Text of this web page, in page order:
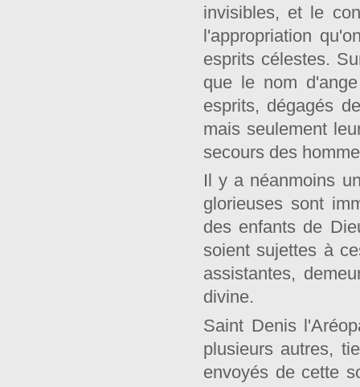
invisibles, et le
l'appropriation
esprits célestes.
que le nom
esprits, dégagés
mais seulement
secours des
Il y a néanmoins
glorieuses sont
des enfants de
soient sujettes à
assistantes,
divine.
Saint Denis
plusieurs autres,
envoyés de cette